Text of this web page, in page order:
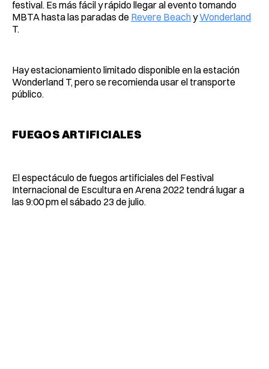
festival. Es más fácil y rápido llegar al evento tomando
MBTA hasta las paradas de Revere BeachyWonderland
T.
Hay estacionamiento limitado disponible en la estación
Wonderland T, pero se recomienda usar el transporte
público.
FUEGOS ARTIFICIALES
El espectáculo de fuegos artificiales del Festival
Internacional de Escultura en Arena 2022 tendrá lugar a
las 9:00 pm el sábado 23 de julio.